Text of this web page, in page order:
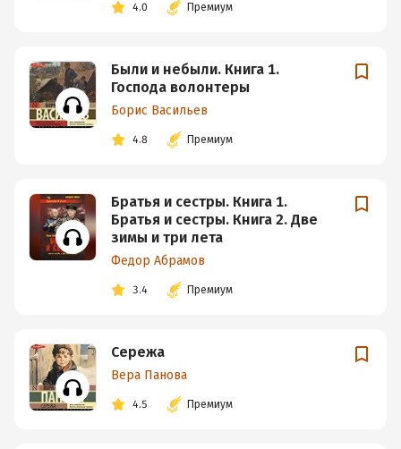
4.0 Премиум
Были и небыли. Книга 1.
Господа волонтеры
Борис Васильев
4.8 Премиум
Братья и сестры. Книга 1.
Братья и сестры. Книга 2. Две
зимы и три лета
Федор Абрамов
3.4 Премиум
Сережа
Вера Панова
4.5 Премиум